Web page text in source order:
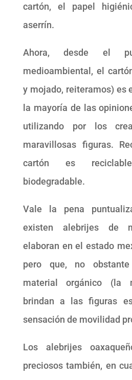
cartón, el papel
aserrín.
Ahora, desde el
medioambiental, el
y mojado, reiteramos) es
la mayoría de las
utilizando por los
maravillosas figuras.
cartón es
biodegradable.
Vale la pena
existen alebrijes de
elaboran en el estado
pero que, no
material orgánico (la
brindan a las figuras
sensación de movilidad
Los alebrijes
preciosos también, en